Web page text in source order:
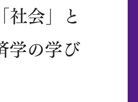
社会」と
学の学び